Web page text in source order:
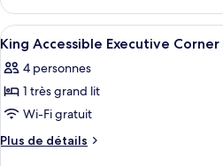
jumeaux,
en
coin
(Nile
View)
Chambre,
lits
jumeaux,
en
coin
View)
Afficher
toutes
les
photos
pour
ce
5
King Accessible Executive
4 personnes
1 très grand lit
Wi-Fi gratuit
Plus de détails
Plus